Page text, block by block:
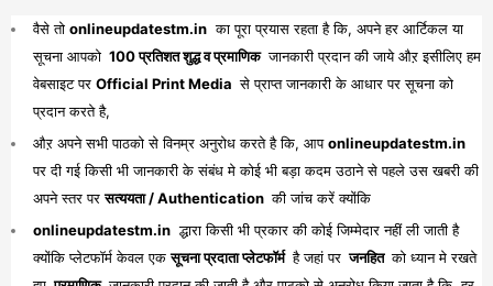
वैसे तो onlineupdatestm.in का पूरा प्रयास रहता है कि, अपने हर आर्टिकल या
सूचना आपको 100 प्रतिशत शुद्ध व प्रमाणिक जानकारी प्रदान की जाये औऱ इसीलिए हम
वेबसाइट पर Official Print Media से प्राप्त जानकारी के आधार पर सूचना को
प्रदान करते है,
औऱ अपने सभी पाठको से विनम्र अनुरोध करते है कि, आपonlineupdatestm.in
पर दी गई किसी भी जानकारी के संबंध मे कोई भी बड़ा कदम उठाने से पहले उस खबरी की
अपने स्तर परसत्ययता / Authentication की जांच करें क्योंकि
onlineupdatestm.in द्धारा किसी भी प्रकार की कोई जिम्मेदार नहीं ली जाती है
क्योंकि प्लेटफॉर्म केवल एकसूचना प्रदाता प्लेटफॉर्म है जहां पर जनहित को ध्यान मे रखते